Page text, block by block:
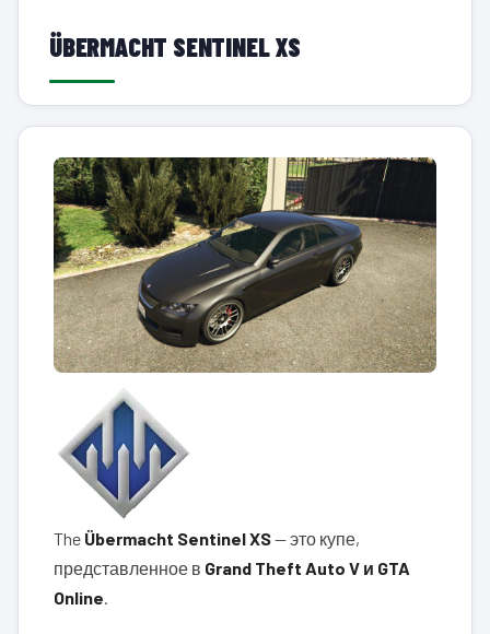
ÜBERMACHT SENTINEL XS
The Übermacht Sentinel XS— это купе,
представленное в Grand Theft Auto V и GTA
Online.